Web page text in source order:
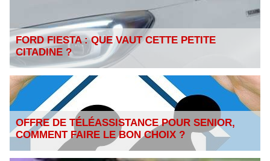
FORD FIESTA : QUE VAUT CETTE PETITE
CITADINE ?
OFFRE DE TÉLÉASSISTANCE POUR SENIOR,
COMMENT FAIRE LE BON CHOIX ?